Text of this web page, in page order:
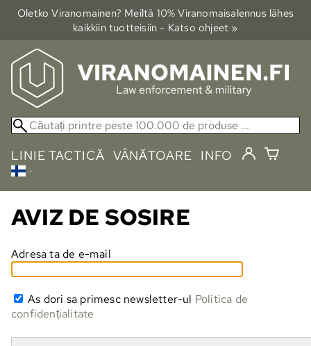
Oletko Viranomainen? Meiltä 10% Viranomais­alennus lähes
kaikkiin tuotteisiin - Katso ohjeet »
LINIE TACTICĂ VÂNĂTOARE INFO
AVIZ DE SOSIRE
Adresa ta de e-mail
As dori sa primesc newsletter-ul Politica de
confidențialitate